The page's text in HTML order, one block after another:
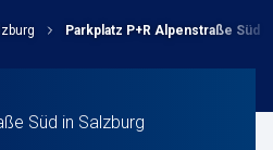
Parkplatz P+R Alpenstraße Süd
Süd in Salzburg